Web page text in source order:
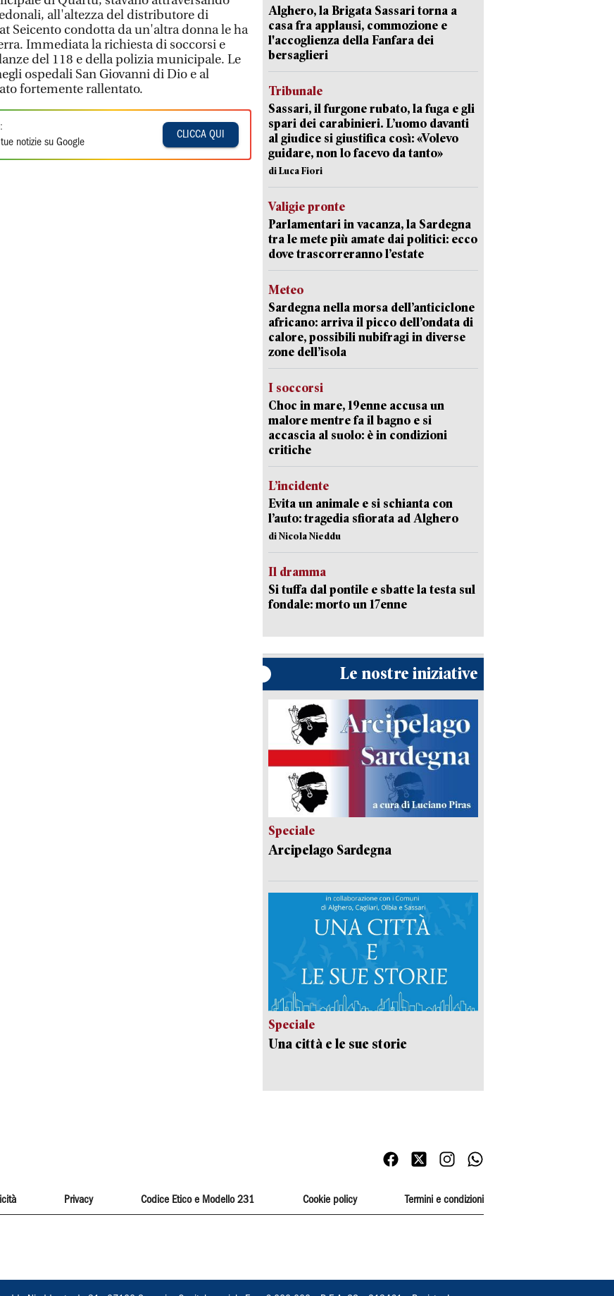
all'altezza del distributore di
Seicento condotta da un'altra donna le ha
Immediata la richiesta di soccorsi e
del 118 e della polizia municipale. Le
ospedali San Giovanni di Dio e al
fortemente rallentato.
notizie su Google
CLICCA QUI
Alghero, la Brigata Sassari torna a
casa fra applausi, commozione e
l'accoglienza della Fanfara dei
bersaglieri
Tribunale
Sassari, il furgone rubato, la fuga e gli
spari dei carabinieri. L’uomo davanti
al giudice si giustifica così: «Volevo
guidare, non lo facevo da tanto»
di Luca Fiori
Valigie pronte
Parlamentari in vacanza, la Sardegna
tra le mete più amate dai politici: ecco
dove trascorreranno l’estate
Meteo
Sardegna nella morsa dell’anticiclone
africano: arriva il picco dell’ondata di
calore, possibili nubifragi in diverse
zone dell’isola
I soccorsi
Choc in mare, 19enne accusa un
malore mentre fa il bagno e si
accascia al suolo: è in condizioni
critiche
L’incidente
Evita un animale e si schianta con
l’auto: tragedia sfiorata ad Alghero
di Nicola Nieddu
Il dramma
Si tuffa dal pontile e sbatte la testa sul
fondale: morto un 17enne
Le nostre iniziative
Speciale
Arcipelago Sardegna
Speciale
Una città e le sue storie
Privacy Codice Etico e Modello 231 Cookie policy Termini e condizioni